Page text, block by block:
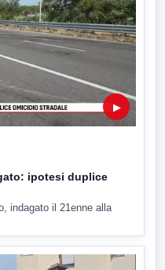
▶
ipotesi duplice
indagato il 21enne alla